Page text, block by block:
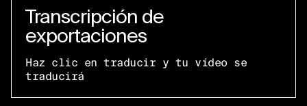
Transcripción de
exportaciones
Haz clic en traducir y tu vídeo se
traducirá